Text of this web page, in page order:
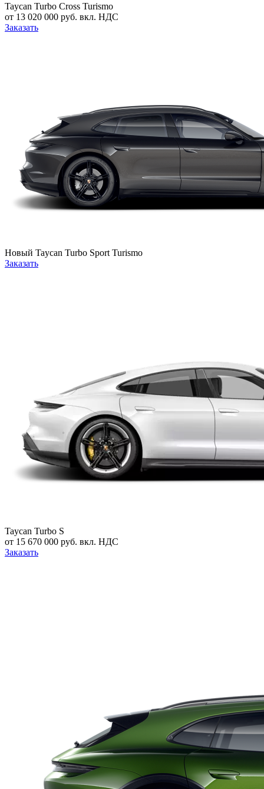
Taycan Turbo Cross Turismo
от 13 020 000 руб. вкл. НДС
Заказать
Новый Taycan Turbo Sport Turismo
Заказать
Taycan Turbo S
от 15 670 000 руб. вкл. НДС
Заказать